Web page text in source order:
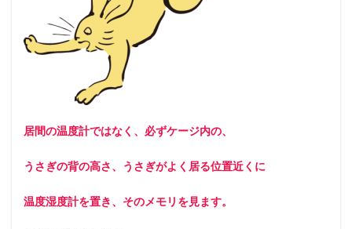
居間の温度計ではなく、必ずケージ内の、
うさぎの背の高さ、うさぎがよく居る位置近くに
温度湿度計を置き、そのメモリを見ます。